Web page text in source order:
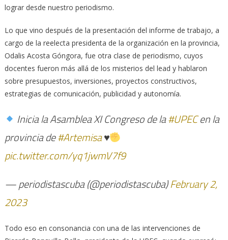
lograr desde nuestro periodismo.
Lo que vino después de la presentación del informe de trabajo, a
cargo de la reelecta presidenta de la organización en la provincia,
Odalis Acosta Góngora, fue otra clase de periodismo, cuyos
docentes fueron más allá de los misterios del lead y hablaron
sobre presupuestos, inversiones, proyectos constructivos,
estrategias de comunicación, publicidad y autonomía.
Inicia la Asamblea XI Congreso de la#UPECen la
provincia de#Artemisa♥️
pic.twitter.com/yq1jwmV7f9
— periodistascuba (@periodistascuba)February 2,
2023
Todo eso en consonancia con una de las intervenciones de